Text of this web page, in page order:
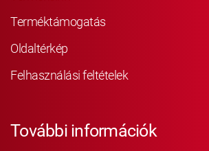
Terméktámogatás
Oldaltérkép
Felhasználási feltételek
További információk